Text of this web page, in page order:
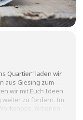
Quartier“ laden wir
aus Giesing zum
wir mit Euch Ideen
weiter zu fördern. Im
Aktionen